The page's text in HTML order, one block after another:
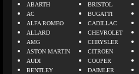
ABARTH
AC
ALFA ROMEO
ALLARD
AMG
ASTON MARTIN
AUDI
BENTLEY
BRISTOL
BUGATTI
CADILLAC
CHEVROLET
CHRYSLER
CITROEN
COOPER
DAIMLER